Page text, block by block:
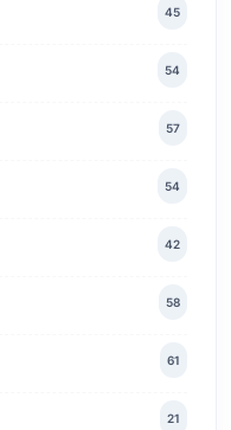
45
54
57
54
42
58
61
21